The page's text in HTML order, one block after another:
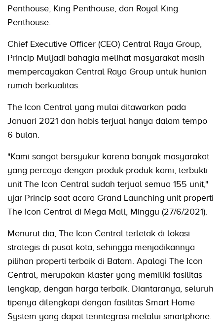
Penthouse, King Penthouse, dan Royal King
Penthouse.
Chief Executive Officer (CEO) Central Raya Group,
Princip Muljadi bahagia melihat masyarakat masih
mempercayakan Central Raya Group untuk hunian
rumah berkualitas.
The Icon Central yang mulai ditawarkan pada
Januari 2021 dan habis terjual hanya dalam tempo
6 bulan.
"Kami sangat bersyukur karena banyak masyarakat
yang percaya dengan produk-produk kami, terbukti
unit The Icon Central sudah terjual semua 155 unit,"
ujar Princip saat acara Grand Launching unit properti
The Icon Central di Mega Mall, Minggu (27/6/2021).
Menurut dia, The Icon Central terletak di lokasi
strategis di pusat kota, sehingga menjadikannya
pilihan properti terbaik di Batam. Apalagi The Icon
Central, merupakan klaster yang memiliki fasilitas
lengkap, dengan harga terbaik. Diantaranya, seluruh
tipenya dilengkapi dengan fasilitas Smart Home
System yang dapat terintegrasi melalui smartphone.